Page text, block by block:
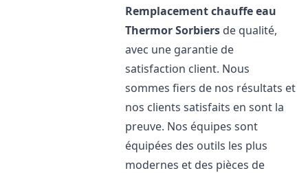
Remplacement chauffe eau
ThermorSorbiers de qualité,
avec une garantie de
satisfaction client. Nous
sommes fiers de nos résultats et
nos clients satisfaits en sont la
preuve. Nos équipes sont
équipées des outils les plus
modernes et des pièces de